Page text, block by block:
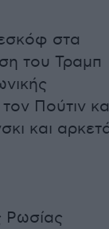
στα
του Τραμπ
Πούτιν
και
Ρωσίας